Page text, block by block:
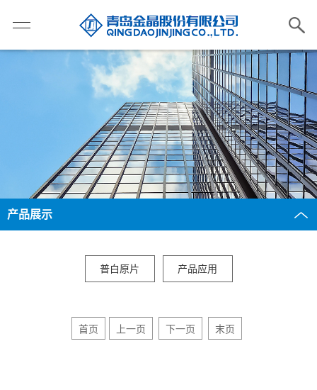
产品展示
普白原片 产品应用
首页 上一页 下一页 末页